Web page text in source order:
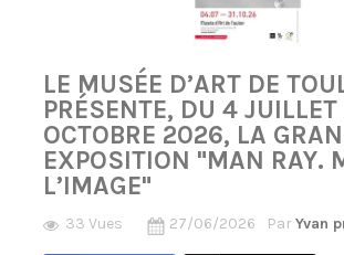
LE MUSÉE D’ART DE
PRÉSENTE, DU 4 JUILLET
OCTOBRE 2026, LA
EXPOSITION "MAN RAY.
L’IMAGE"
33 Vues 27/06/2026 ParYvan